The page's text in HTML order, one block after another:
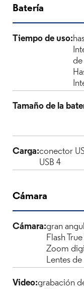
Batería
Tiempo de uso:
de
Tamaño de la
Carga:conector
USB 4
Cámara
Cámara:gran
Flash
Zoom
Lentes
Video:grabación